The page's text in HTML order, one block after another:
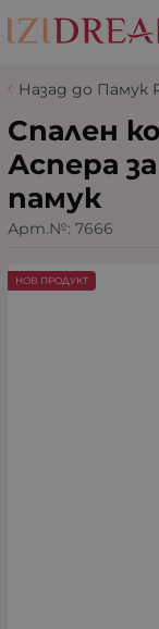
Назад до Памук
Спален
Аспера
памук
Арт.№: 7666
НОВ ПРОДУКТ